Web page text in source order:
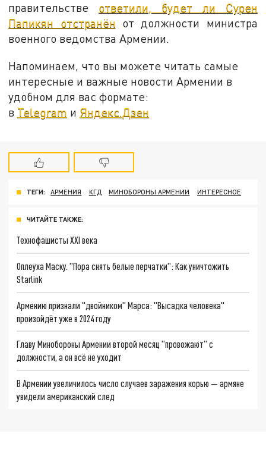
правительстве ответили, будет ли Сурен
Папикян отстранён от должности министра
военного ведомства Армении.
Напоминаем, что вы можете читать самые
интересные и важные новости Армении в
удобном для вас формате:
в Telegram и Яндекс.Дзен
ТЕГИ: АРМЕНИЯ КГД МИНОБОРОНЫ АРМЕНИИ ИНТЕРЕСНОЕ
ЧИТАЙТЕ ТАКЖЕ:
Технофашисты XXI века
Оплеуха Маску. "Пора снять белые перчатки": Как уничтожить
Starlink
Армению признали "двойником" Марса: "Высадка человека"
произойдёт уже в 2024 году
Главу Минобороны Армении второй месяц "провожают" с
должности, а он всё не уходит
В Армении увеличилось число случаев заражения корью — армяне
увидели американский след